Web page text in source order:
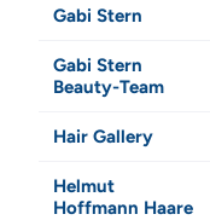
Gabi Stern
Gabi Stern
Beauty-Team
Hair Gallery
Helmut
Hoffmann Haare